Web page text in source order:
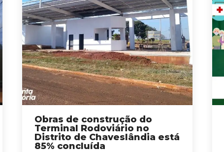
Obras de construção do
Terminal Rodoviário no
Distrito de Chaveslândia está
85% concluída